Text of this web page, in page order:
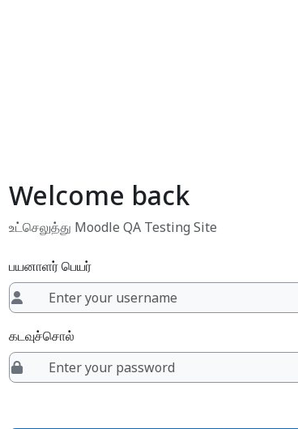
Welcome back
உட்செலுத்து Moodle QA Testing Site
பயனாளர் பெயர்
கடவுச்சொல்